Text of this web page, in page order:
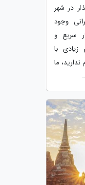
در شهر
وجود
سریع و
زیادی با
ما